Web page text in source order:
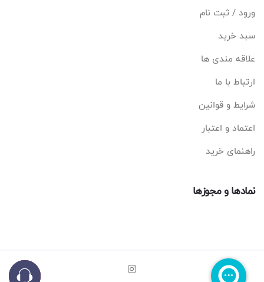
ورود / ثبت نام
سبد خرید
علاقه مندی ها
ارتباط با ما
شرایط و قوانین
اعتماد و اعتبار
راهنمای خرید
نمادها و مجوزها